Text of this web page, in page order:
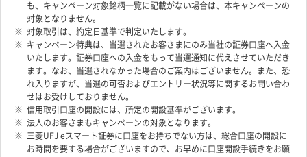
も、キャンペーン対象銘柄一覧に記載がない場合は、本キャンペーンの
対象となりません。
対象取引は、約定日基準で判定いたします。
キャンペーン特典は、当選されたお客さまにのみ当社の証券口座へ入金
いたします。証券口座への入金をもって当選通知に代えさせていただき
ます。なお、当選されなかった場合のご案内はございません。また、恐
れ入りますが、当選の可否およびエントリー状況等に関するお問い合わ
せはお受けしておりません。
信用取引口座の開設には、所定の開設基準がございます。
法人のお客さまもキャンペーンの対象となります。
三菱UFJ eスマート証券に口座をお持ちでない方は、総合口座の開設に
お時間を要する場合がございますので、お早めに口座開設手続きをお願